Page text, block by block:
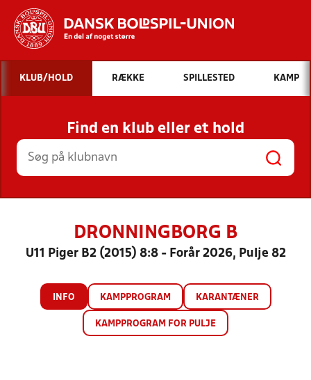
Hvad vil du søge efter?
INDHOLD OG NYHEDER
STILLINGER, RESULTATER, KLUBBER OG
HOLD
KLUB/HOLD RÆKKE SPILLESTED KAMP
Find en klub eller et hold
DRONNINGBORG B
U11 Piger B2 (2015) 8:8 - Forår 2026, Pulje 82
INFO KAMPPROGRAM KARANTÆNER
KAMPPROGRAM FOR PULJE